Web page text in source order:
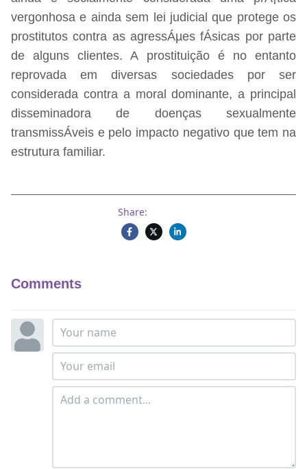
vergonhosa e ainda sem lei judicial que protege os
prostitutos contra as agressÁµes fÁsicas por parte
de alguns clientes. A prostituição é no entanto
reprovada em diversas sociedades por ser
considerada contra a moral dominante, a principal
disseminadora de doenças sexualmente
transmissÁveis e pelo impacto negativo que tem na
estrutura familiar.
Share:
Comments